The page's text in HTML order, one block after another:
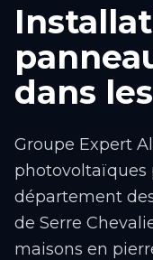
dans
Groupe Expert
photovoltaïques
département
de Serre
maisons en